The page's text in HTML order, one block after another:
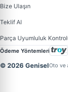
Bize Ulaşın
Teklif Al
Parça Uyumluluk
Ödeme Yöntemleri
© 2026 GeniselOto ve